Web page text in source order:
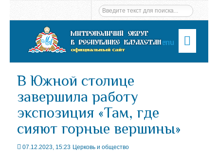
Menu
В Южной столице
завершила работу
экспозиция «Там, где
сияют горные вершины»
07.12.2023, 15:23 Церковь и общество